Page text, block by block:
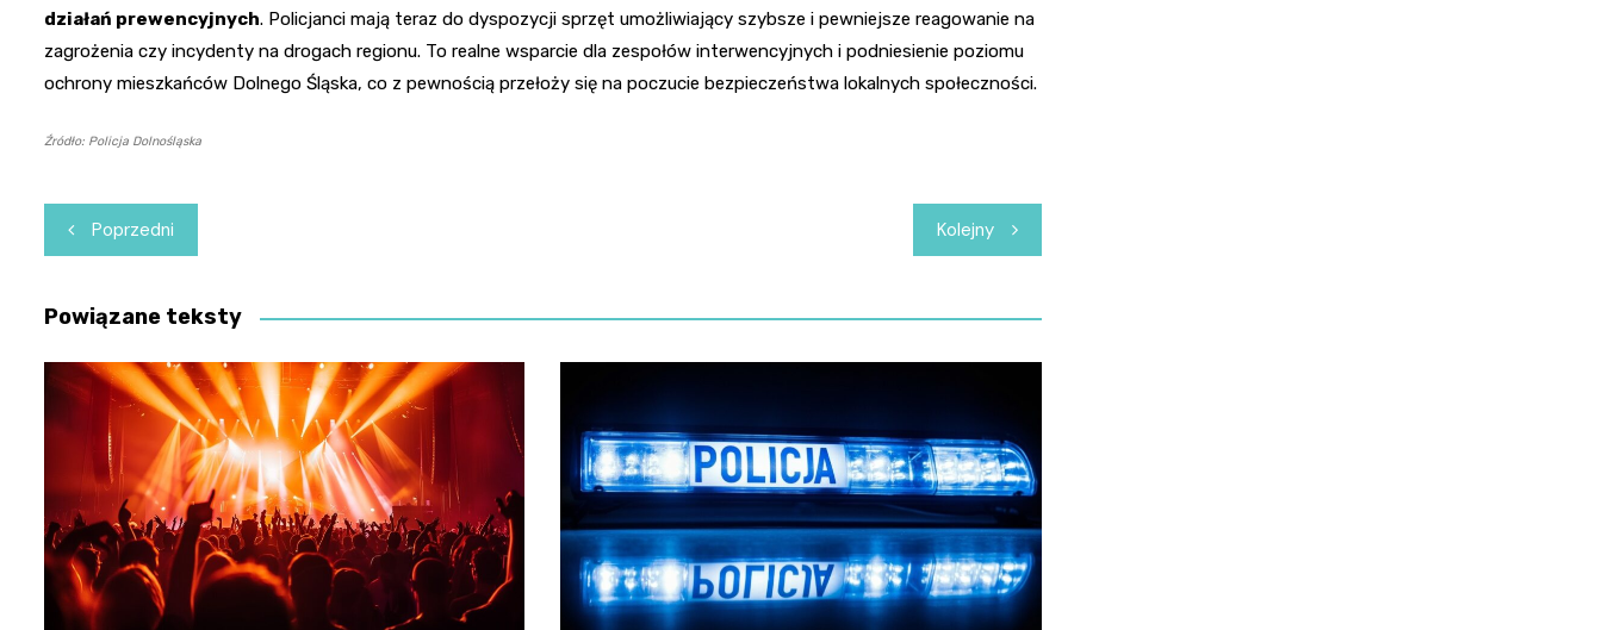
działań prewencyjnych. Policjanci mają teraz do dyspozycji sprzęt umożliwiający szybsze i pewniejsze reagowanie na
zagrożenia czy incydenty na drogach regionu. To realne wsparcie dla zespołów interwencyjnych i podniesienie poziomu
ochrony mieszkańców Dolnego Śląska, co z pewnością przełoży się na poczucie bezpieczeństwa lokalnych społeczności.
Źródło: Policja Dolnośląska
Nawigacja
wpisu
Poprzedni Kolejny
Powiązane teksty